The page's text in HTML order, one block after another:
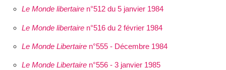
Le Monde libertairen°512 du 5 janvier 1984
Le Monde libertairen°516 du 2 février 1984
Le Monde Libertairen°555 - Décembre 1984
Le Monde Libertairen°556 - 3 janvier 1985